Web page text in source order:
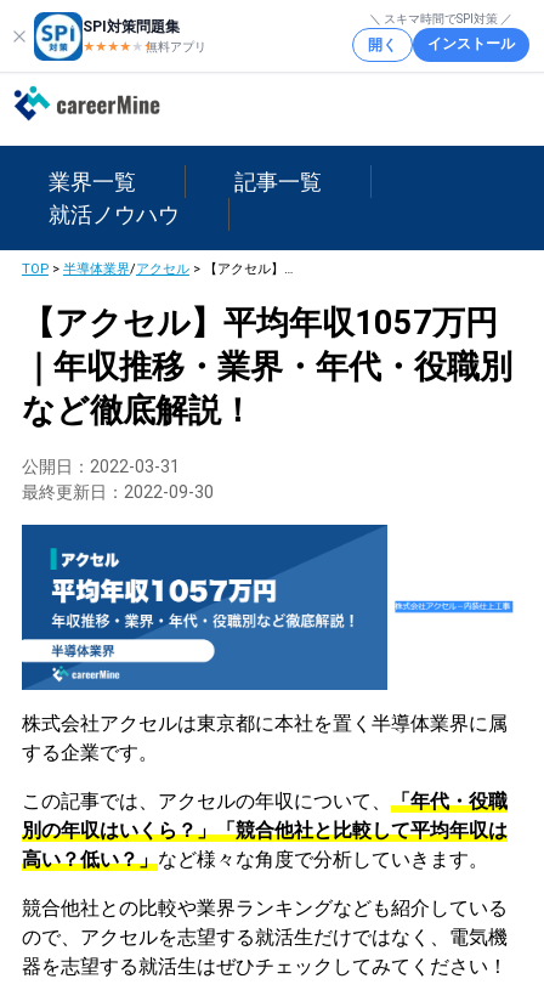
SPI対策問題集
★★★★ ★★
無料アプリ
＼ スキマ時間でSPI対策 ／
開く インストール
業界一覧
記事一覧
就活ノウハウ
TOP> 半導体業界/アクセル> 【アクセル】平均年収1057万円｜年収推移・業界・年代・役職別など徹底解説！
【アクセル】平均年収1057万円
｜年収推移・業界・年代・役職別
など徹底解説！
公開日： 2022-03-31
最終更新日： 2022-09-30
株式会社アクセルは東京都に本社を置く半導体業界に属
する企業です。
この記事では、アクセルの年収について、 「年代・役職
別の年収はいくら？」「競合他社と比較して平均年収は
高い？低い？」など様々な角度で分析していきます。
競合他社との比較や業界ランキングなども紹介している
ので、アクセルを志望する就活生だけではなく、電気機
器を志望する就活生はぜひチェックしてみてください！